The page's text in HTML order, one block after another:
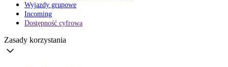
Wyjazdy grupowe
Incoming
Dostępność cyfrowa
Zasady korzystania